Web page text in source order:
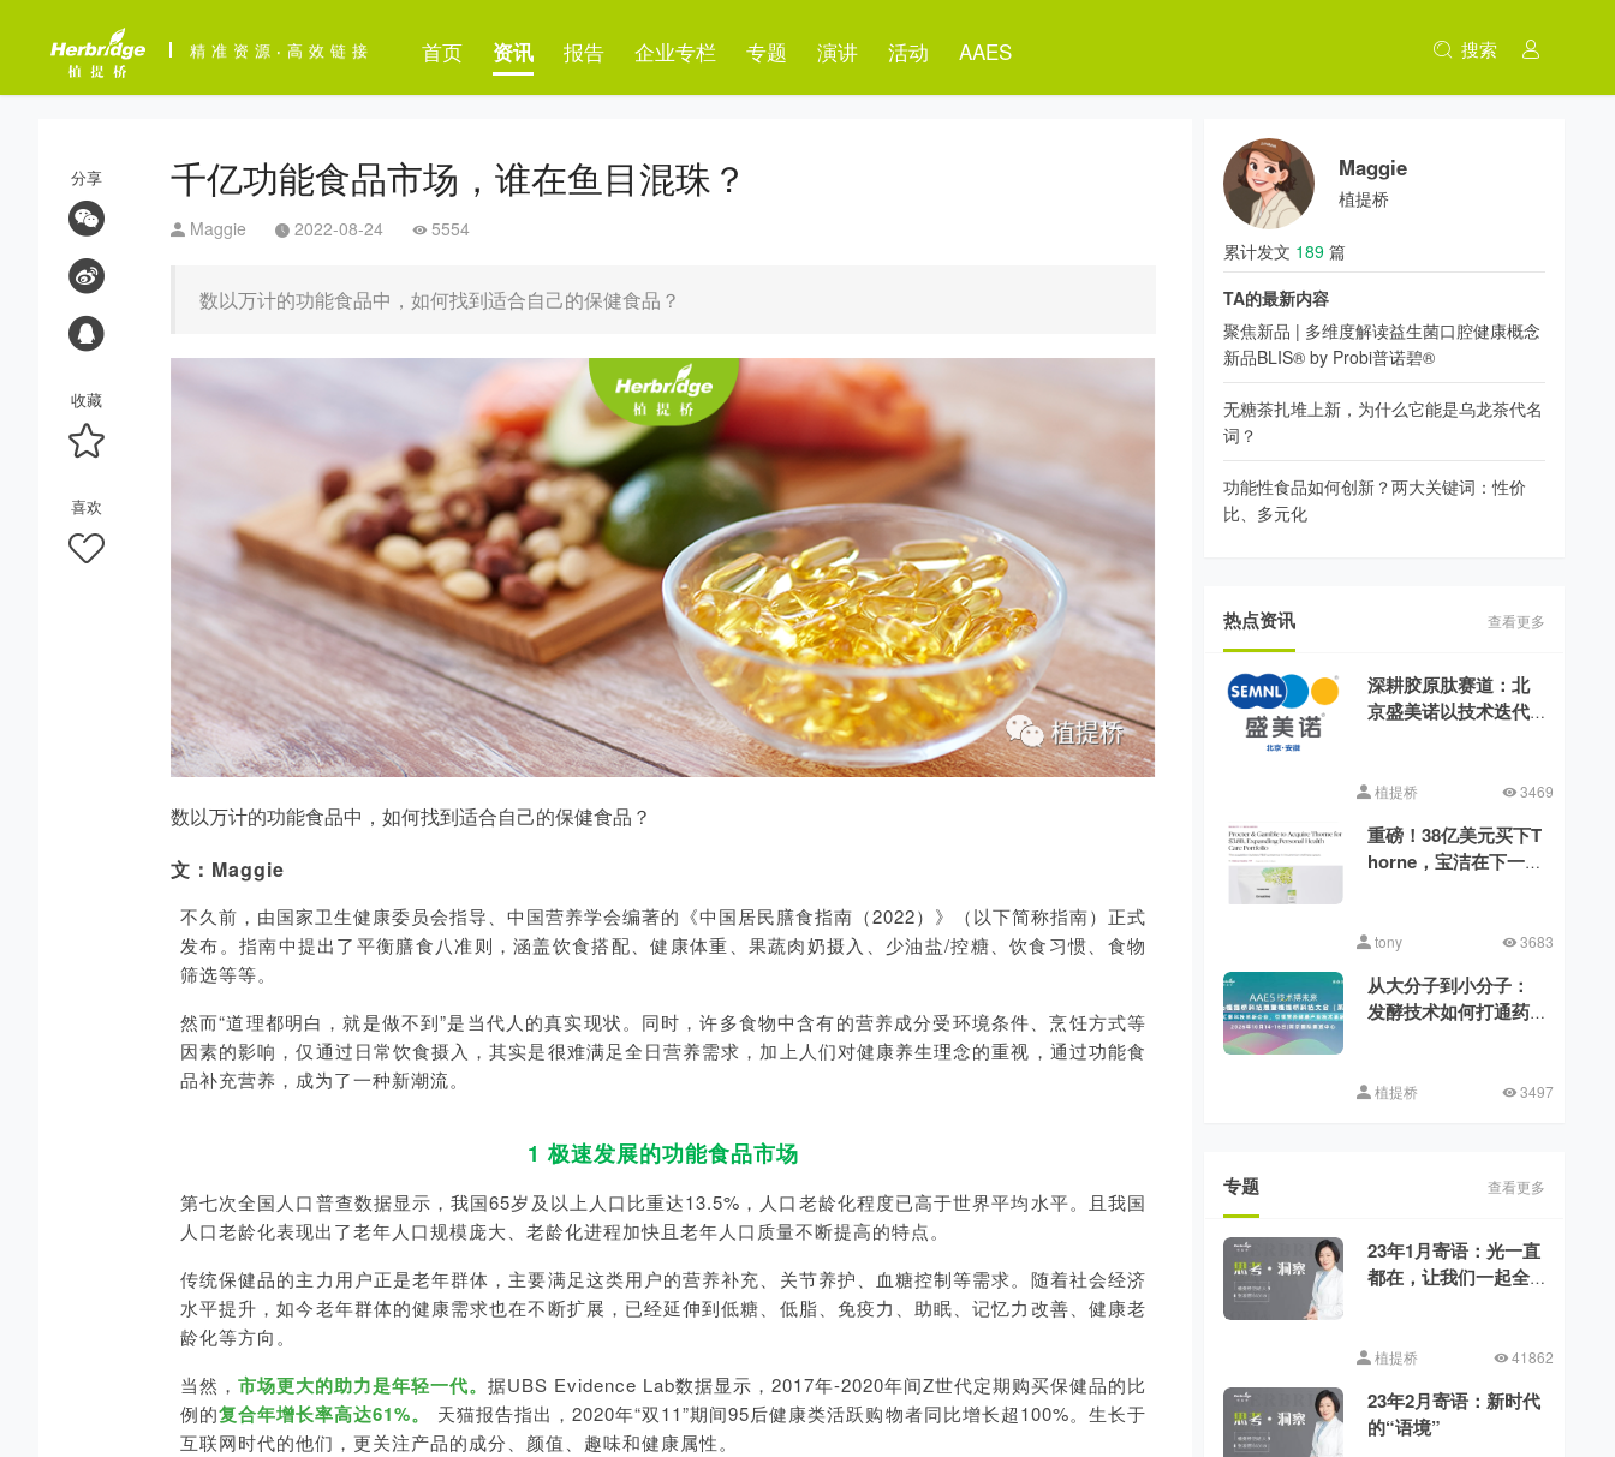
精准资源 · 高效链接 首页 资讯 报告 企业专栏 专题 演讲 活动 AAES 搜索
分享
收藏
喜欢
千亿功能食品市场，谁在鱼目混珠？
Maggie 2022-08-24 5554
数以万计的功能食品中，如何找到适合自己的保健食品？
数以万计的功能食品中，如何找到适合自己的保健食品？
文：Maggie
不久前，由国家卫生健康委员会指导、中国营养学会编著的《中国居民膳食指南（2022）》（以下简称指南）正式
发布。指南中提出了平衡膳食八准则，涵盖饮食搭配、健康体重、果蔬肉奶摄入、少油盐/控糖、饮食习惯、食物
筛选等等。
然而“道理都明白，就是做不到”是当代人的真实现状。同时，许多食物中含有的营养成分受环境条件、烹饪方式等
因素的影响，仅通过日常饮食摄入，其实是很难满足全日营养需求，加上人们对健康养生理念的重视，通过功能食
品补充营养，成为了一种新潮流。
1 极速发展的功能食品市场
第七次全国人口普查数据显示，我国65岁及以上人口比重达13.5%，人口老龄化程度已高于世界平均水平。且我国
人口老龄化表现出了老年人口规模庞大、老龄化进程加快且老年人口质量不断提高的特点。
传统保健品的主力用户正是老年群体，主要满足这类用户的营养补充、关节养护、血糖控制等需求。随着社会经济
水平提升，如今老年群体的健康需求也在不断扩展，已经延伸到低糖、低脂、免疫力、助眠、记忆力改善、健康老
龄化等方向。
当然， 市场更大的助力是年轻一代。 据UBS Evidence Lab数据显示，2017年-2020年间Z世代定期购买保健品的比
例的复合年增长率高达61%。
天猫报告指出，2020年“双11”期间95后健康类活跃购物者同比增长超100%。生长于
互联网时代的他们，更关注产品的成分、颜值、趣味和健康属性。
Maggie
植提桥
累计发文 189 篇
TA的最新内容
聚焦新品 | 多维度解读益生菌口腔健康概念
新品BLIS® by Probi普诺碧®
无糖茶扎堆上新，为什么它能是乌龙茶代名
词？
功能性食品如何创新？两大关键词：性价
比、多元化
热点资讯 查看更多
深耕胶原肽赛道：北
京盛美诺以技术迭代
植提桥 3469
重磅！38亿美元买下T
horne，宝洁在下一盘
tony 3683
从大分子到小分子：
发酵技术如何打通药
植提桥 3497
专题 查看更多
23年1月寄语：光一直
都在，让我们一起全
植提桥 41862
23年2月寄语：新时代
的“语境”